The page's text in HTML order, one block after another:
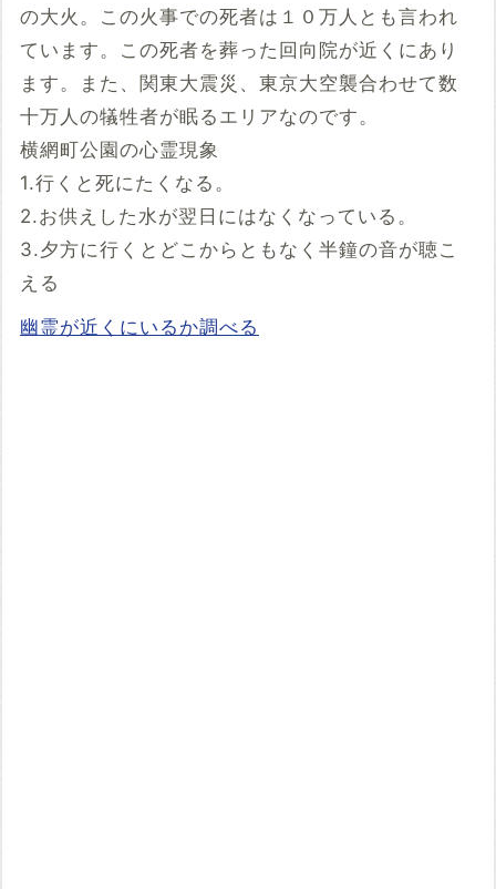
の大火。この火事での死者は１０万人とも言われ
ています。この死者を葬った回向院が近くにあり
ます。また、関東大震災、東京大空襲合わせて数
十万人の犠牲者が眠るエリアなのです。
横網町公園の心霊現象
1.行くと死にたくなる。
2.お供えした水が翌日にはなくなっている。
3.夕方に行くとどこからともなく半鐘の音が聴こ
える
幽霊が近くにいるか調べる